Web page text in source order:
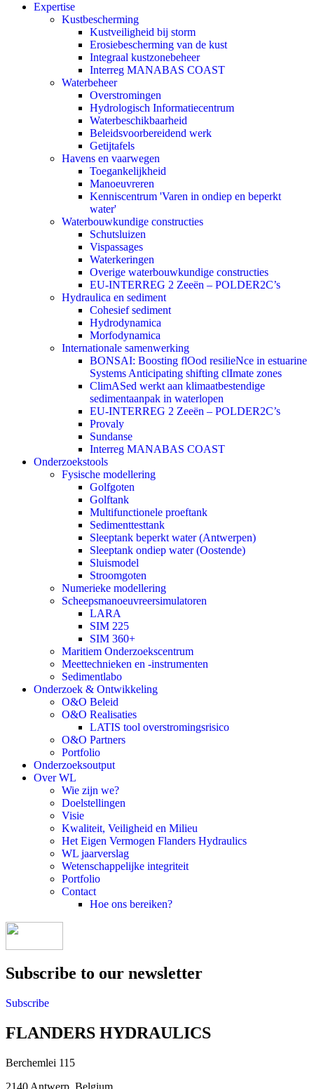
Expertise
Kustbescherming
Kustveiligheid bij storm
Erosiebescherming van de kust
Integraal kustzonebeheer
Interreg MANABAS COAST
Waterbeheer
Overstromingen
Hydrologisch Informatiecentrum
Waterbeschikbaarheid
Beleidsvoorbereidend werk
Getijtafels
Havens en vaarwegen
Toegankelijkheid
Manoeuvreren
Kenniscentrum 'Varen in ondiep en beperkt
water'
Waterbouwkundige constructies
Schutsluizen
Vispassages
Waterkeringen
Overige waterbouwkundige constructies
EU-INTERREG 2 Zeeën – POLDER2C’s
Hydraulica en sediment
Cohesief sediment
Hydrodynamica
Morfodynamica
Internationale samenwerking
BONSAI: Boosting flOod resilieNce in estuarine
Systems Anticipating shifting clImate zones
ClimASed werkt aan klimaatbestendige
sedimentaanpak in waterlopen
EU-INTERREG 2 Zeeën – POLDER2C’s
Provaly
Sundanse
Interreg MANABAS COAST
Onderzoekstools
Fysische modellering
Golfgoten
Golftank
Multifunctionele proeftank
Sedimenttesttank
Sleeptank beperkt water (Antwerpen)
Sleeptank ondiep water (Oostende)
Sluismodel
Stroomgoten
Numerieke modellering
Scheepsmanoeuvreersimulatoren
LARA
SIM 225
SIM 360+
Maritiem Onderzoekscentrum
Meettechnieken en -instrumenten
Sedimentlabo
Onderzoek & Ontwikkeling
O&O Beleid
O&O Realisaties
LATIS tool overstromingsrisico
O&O Partners
Portfolio
Onderzoeksoutput
Over WL
Wie zijn we?
Doelstellingen
Visie
Kwaliteit, Veiligheid en Milieu
Het Eigen Vermogen Flanders Hydraulics
WL jaarverslag
Wetenschappelijke integriteit
Portfolio
Contact
Hoe ons bereiken?
Subscribe to our newsletter
Subscribe
FLANDERS HYDRAULICS
Berchemlei 115
2140 Antwerp, Belgium